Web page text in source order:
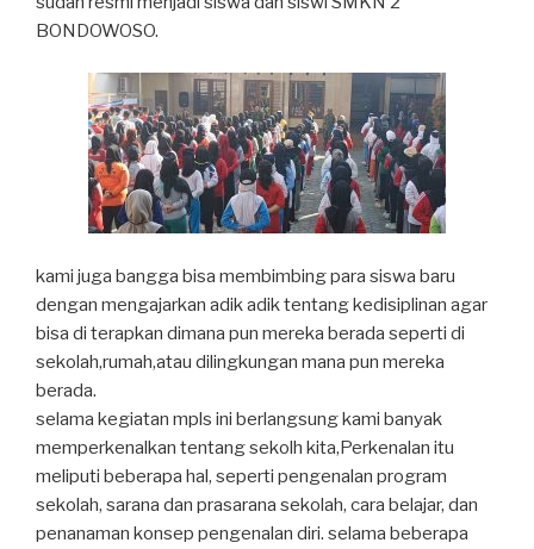
BONDOWOSO.
kami juga bangga bisa membimbing para siswa baru
dengan mengajarkan adik adik tentang kedisiplinan agar
bisa di terapkan dimana pun mereka berada seperti di
sekolah,rumah,atau dilingkungan mana pun mereka
berada.
selama kegiatan mpls ini berlangsung kami banyak
memperkenalkan tentang sekolh kita,Perkenalan itu
meliputi beberapa hal, seperti pengenalan program
sekolah, sarana dan prasarana sekolah, cara belajar, dan
penanaman konsep pengenalan diri. selama beberapa